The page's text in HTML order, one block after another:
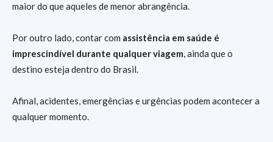
maior do que aqueles de menor abrangência.
Por outro lado, contar com assistência em saúde é
imprescindível durante qualquer viagem, ainda que o
destino esteja dentro do Brasil.
Afinal, acidentes, emergências e urgências podem acontecer a
qualquer momento.